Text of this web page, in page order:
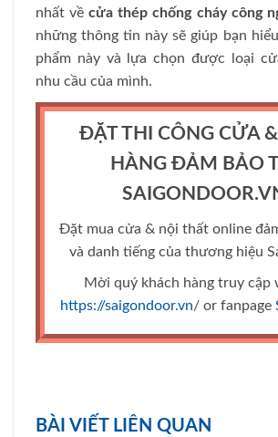
nhất vềcửa thép chống cháy công
những thông tin này sẽ giúp bạn
phẩm này và lựa chọn được loại
nhu cầu của mình.
ĐẶT THI CÔNG CỬA
HÀNG ĐẢM BẢO
Đặt mua cửa & nội thất online
và danh tiếng của thương hiệu
Mời quý khách hàng truy cập
https://saigondoor.vn/ or fanpage
BÀI VIẾT LIÊN QUAN